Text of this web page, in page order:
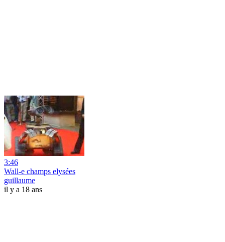
3:46
Wall-e champs elysées
guillaume
il y a 18 ans